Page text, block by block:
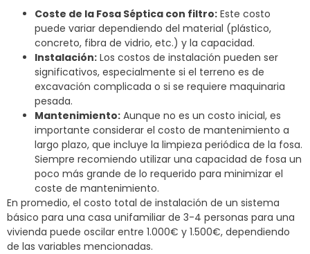
Coste de la Fosa Séptica con filtro: Este costo
puede variar dependiendo del material (plástico,
concreto, fibra de vidrio, etc.) y la capacidad.
Instalación: Los costos de instalación pueden ser
significativos, especialmente si el terreno es de
excavación complicada o si se requiere maquinaria
pesada.
Mantenimiento: Aunque no es un costo inicial, es
importante considerar el costo de mantenimiento a
largo plazo, que incluye la limpieza periódica de la fosa.
Siempre recomiendo utilizar una capacidad de fosa un
poco más grande de lo requerido para minimizar el
coste de mantenimiento.
En promedio, el costo total de instalación de un sistema
básico para una casa unifamiliar de 3-4 personas para una
vivienda puede oscilar entre 1.000€ y 1.500€, dependiendo
de las variables mencionadas.